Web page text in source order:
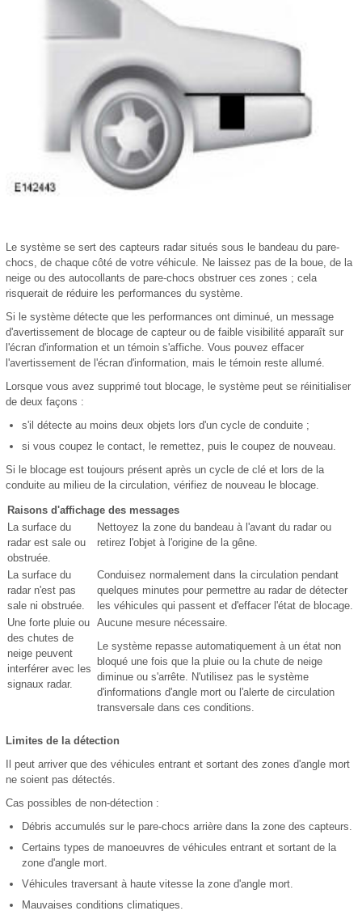
Le système se sert des capteurs radar situés sous le bandeau du pare-
chocs, de chaque côté de votre véhicule. Ne laissez pas de la boue, de la
neige ou des autocollants de pare-chocs obstruer ces zones ; cela
risquerait de réduire les performances du système.
Si le système détecte que les performances ont diminué, un message
d'avertissement de blocage de capteur ou de faible visibilité apparaît sur
l'écran d'information et un témoin s'affiche. Vous pouvez effacer
l'avertissement de l'écran d'information, mais le témoin reste allumé.
Lorsque vous avez supprimé tout blocage, le système peut se réinitialiser
de deux façons :
s'il détecte au moins deux objets lors d'un cycle de conduite ;
si vous coupez le contact, le remettez, puis le coupez de nouveau.
Si le blocage est toujours présent après un cycle de clé et lors de la
conduite au milieu de la circulation, vérifiez de nouveau le blocage.
Raisons d'affichage des messages
La surface du
radar est sale ou
obstruée.
Nettoyez la zone du bandeau à l'avant du radar ou
retirez l'objet à l'origine de la gêne.
La surface du
radar n'est pas
sale ni obstruée.
Conduisez normalement dans la circulation pendant
quelques minutes pour permettre au radar de détecter
les véhicules qui passent et d'effacer l'état de blocage.
Une forte pluie ou
des chutes de
neige peuvent
interférer avec les
signaux radar.
Aucune mesure nécessaire.
Le système repasse automatiquement à un état non
bloqué une fois que la pluie ou la chute de neige
diminue ou s'arrête. N'utilisez pas le système
d'informations d'angle mort ou l'alerte de circulation
transversale dans ces conditions.
Limites de la détection
Il peut arriver que des véhicules entrant et sortant des zones d'angle mort
ne soient pas détectés.
Cas possibles de non-détection :
Débris accumulés sur le pare-chocs arrière dans la zone des capteurs.
Certains types de manoeuvres de véhicules entrant et sortant de la
zone d'angle mort.
Véhicules traversant à haute vitesse la zone d'angle mort.
Mauvaises conditions climatiques.